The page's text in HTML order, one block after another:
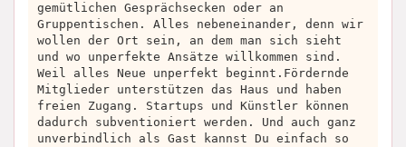
gemütlichen Gesprächsecken oder an
Gruppentischen. Alles nebeneinander, denn wir
wollen der Ort sein, an dem man sich sieht
und wo unperfekte Ansätze willkommen sind.
Weil alles Neue unperfekt beginnt.Fördernde
Mitglieder unterstützen das Haus und haben
freien Zugang. Startups und Künstler können
dadurch subventioniert werden. Und auch ganz
unverbindlich als Gast kannst Du einfach so